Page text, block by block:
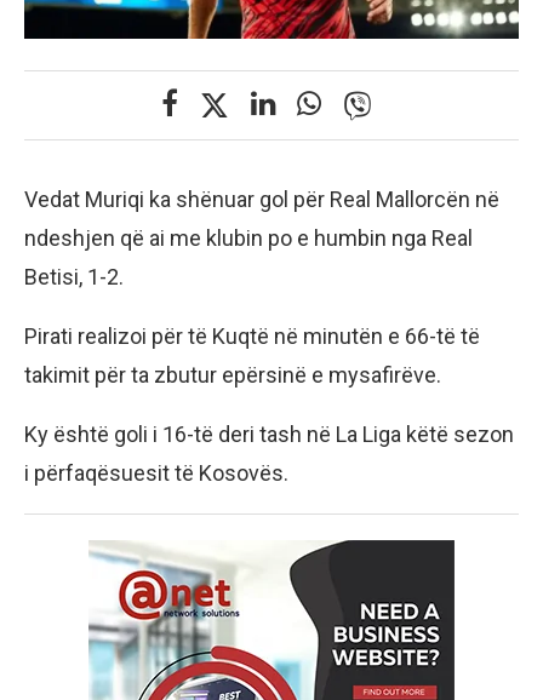
Vedat Muriqi ka shënuar gol për Real Mallorcën në
ndeshjen që ai me klubin po e humbin nga Real
Betisi, 1-2.
Pirati realizoi për të Kuqtë në minutën e 66-të të
takimit për ta zbutur epërsinë e mysafirëve.
Ky është goli i 16-të deri tash në La Liga këtë sezon
i përfaqësuesit të Kosovës.